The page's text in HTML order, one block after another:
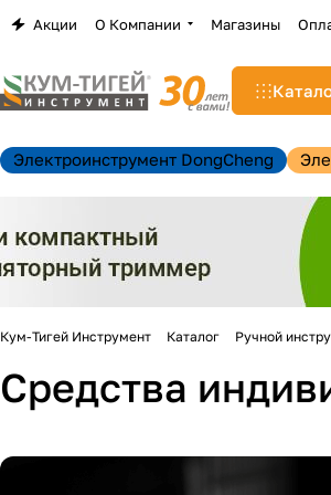
Акции О Компании Магазины
Электроинструмент DongCheng
Кум-Тигей Инструмент Каталог Ручной
Средства